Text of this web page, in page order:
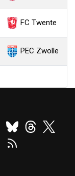
FC Twente
PEC Zwolle